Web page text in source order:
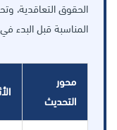
الحقوق التعاقدية،
المناسبة قبل البدء
محور
التحديث